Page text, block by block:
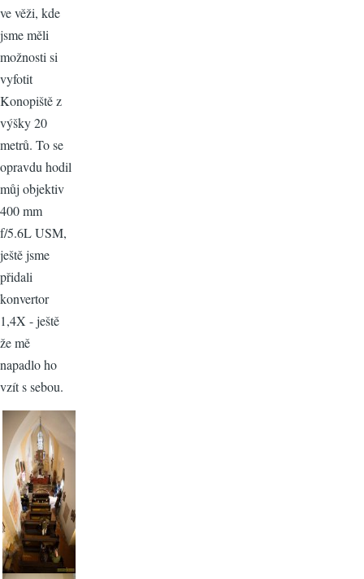
ve věži, kde
jsme měli
možnosti si
vyfotit
Konopiště z
výšky 20
metrů. To se
opravdu hodil
můj objektiv
400 mm
f/5.6L USM,
ještě jsme
přidali
konvertor
1,4X - ještě
že mě
napadlo ho
vzít s sebou.